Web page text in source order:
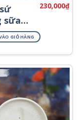
sữa
230,000₫
GIỎ HÀNG